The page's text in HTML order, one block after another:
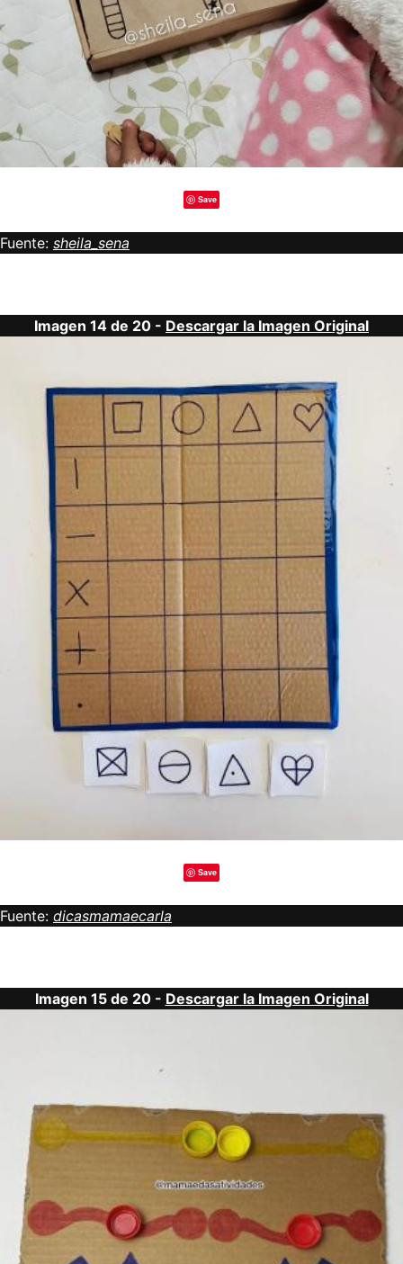
Save
Fuente: sheila_sena
Imagen 14 de 20 - Descargar la Imagen Original
Save
Fuente: dicasmamaecarla
Imagen 15 de 20 - Descargar la Imagen Original